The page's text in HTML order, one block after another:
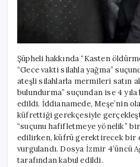
Şüpheli hakkında “Kasten
“Gece vakti silahla yağma”
ateşli silahlarla mermileri satın
bulundurma” suçundan ise 4
edildi. İddianamede, Meşe’nin
küfrettiği gerekçesiyle
“suçunu hafifletmeye yönelik”
edilirken, küfrü gerektirecek bir
vurgulandı. Dosya İzmir 4’üncü
tarafından kabul edildi.